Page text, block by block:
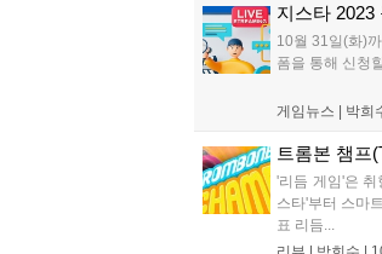
지스타
10월 31일(화)
폼을 통해 신청
게임뉴스 | 박희
트롬본 챔프
'리듬 게임'은
스타'부터 스마
표 리듬...